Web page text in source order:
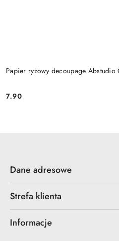
Papier ryżowy decoupage Abstudio
Cena:
7.90
Dane adresowe
Strefa klienta
Informacje